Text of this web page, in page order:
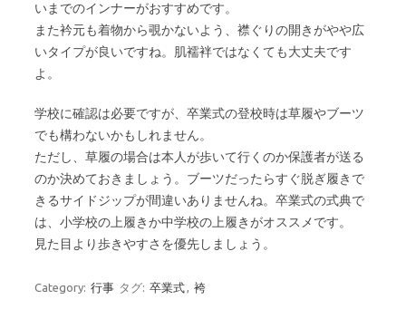
いまでのインナーがおすすめです。
また衿元も着物から覗かないよう、襟ぐりの開きがやや広
いタイプが良いですね。肌襦袢ではなくても大丈夫です
よ。
学校に確認は必要ですが、卒業式の登校時は草履やブーツ
でも構わないかもしれません。
ただし、草履の場合は本人が歩いて行くのか保護者が送る
のか決めておきましょう。ブーツだったらすぐ脱ぎ履きで
きるサイドジップが間違いありませんね。卒業式の式典で
は、小学校の上履きか中学校の上履きがオススメです。
見た目より歩きやすさを優先しましょう。
Category: 行事 タグ: 卒業式, 袴